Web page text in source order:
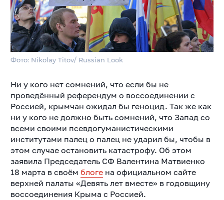
Фото: Nikolay Titov/ Russian Look
Ни у кого нет сомнений, что если бы не
проведённый референдум о воссоединении с
Россией, крымчан ожидал бы геноцид. Так же как
ни у кого не должно быть сомнений, что Запад со
всеми своими псевдогуманистическими
институтами палец о палец не ударил бы, чтобы в
этом случае остановить катастрофу. Об этом
заявила Председатель СФ Валентина Матвиенко
18 марта в своём блогена официальном сайте
верхней палаты «Девять лет вместе» в годовщину
воссоединения Крыма с Россией.